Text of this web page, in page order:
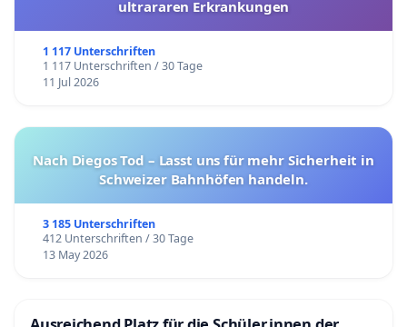
ultrararen Erkrankungen
1 117 Unterschriften
1 117 Unterschriften / 30 Tage
11 Jul 2026
Nach Diegos Tod – Lasst uns für mehr Sicherheit in
Schweizer Bahnhöfen handeln.
3 185 Unterschriften
412 Unterschriften / 30 Tage
13 May 2026